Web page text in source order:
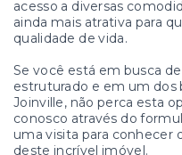
acesso a diversas
ainda mais atrativa para
qualidade de vida.
Se você está em busca
estruturado e em um dos
Joinville, não perca esta
conosco através do
uma visita para conhecer
deste incrível imóvel.